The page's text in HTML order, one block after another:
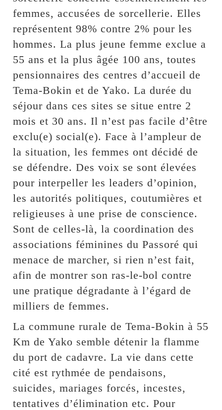
femmes, accusées de sorcellerie. Elles
représentent 98% contre 2% pour les
hommes. La plus jeune femme exclue a
55 ans et la plus âgée 100 ans, toutes
pensionnaires des centres d’accueil de
Tema-Bokin et de Yako. La durée du
séjour dans ces sites se situe entre 2
mois et 30 ans. Il n’est pas facile d’être
exclu(e) social(e). Face à l’ampleur de
la situation, les femmes ont décidé de
se défendre. Des voix se sont élevées
pour interpeller les leaders d’opinion,
les autorités politiques, coutumières et
religieuses à une prise de conscience.
Sont de celles-là, la coordination des
associations féminines du Passoré qui
menace de marcher, si rien n’est fait,
afin de montrer son ras-le-bol contre
une pratique dégradante à l’égard de
milliers de femmes.
La commune rurale de Tema-Bokin à 55
Km de Yako semble détenir la flamme
du port de cadavre. La vie dans cette
cité est rythmée de pendaisons,
suicides, mariages forcés, incestes,
tentatives d’élimination etc. Pour